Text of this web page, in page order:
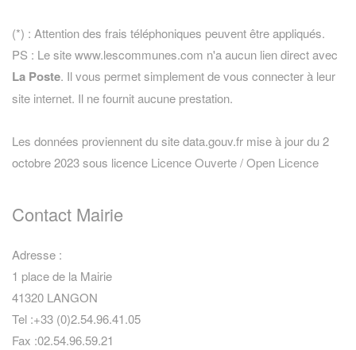
(*) : Attention des frais téléphoniques peuvent être appliqués.
PS : Le site www.lescommunes.com n'a aucun lien direct avec
La Poste. Il vous permet simplement de vous connecter à leur
site internet. Il ne fournit aucune prestation.
Les données proviennent du site data.gouv.fr mise à jour du 2
octobre 2023 sous licence Licence Ouverte / Open Licence
Contact Mairie
Adresse :
1 place de la Mairie
41320 LANGON
Tel :+33 (0)2.54.96.41.05
Fax :02.54.96.59.21